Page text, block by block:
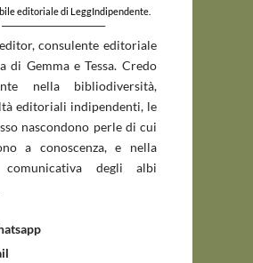
editoriale di LeggIndipendente.
_____________________________
consulente editoriale
di Gemma e Tessa. Credo
nella bibliodiversità,
editoriali indipendenti, le
nascondono perle di cui
a conoscenza, e nella
comunicativa degli albi